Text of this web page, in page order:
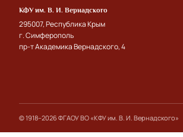
КФУ им. В. И. Вернадского
295007, Республика Крым
г. Симферополь
пр-т Академика Вернадского, 4
© 1918–2026 ФГАОУ ВО «КФУ им. В. И. Вернадского»